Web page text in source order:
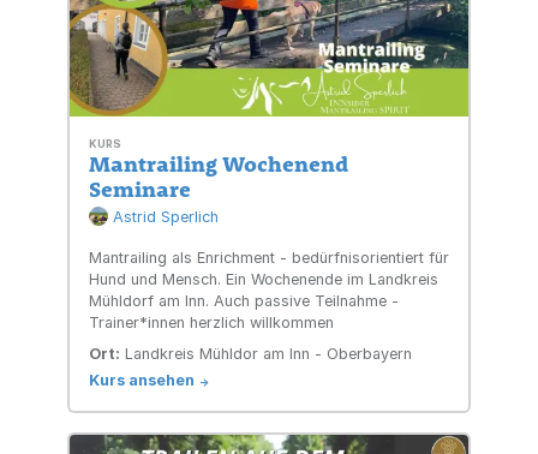
KURS
Mantrailing Wochenend
Seminare
Astrid Sperlich
Mantrailing als Enrichment - bedürfnisorientiert für
Hund und Mensch. Ein Wochenende im Landkreis
Mühldorf am Inn. Auch passive Teilnahme -
Trainer*innen herzlich willkommen
Ort: Landkreis Mühldor am Inn - Oberbayern
Kurs ansehen ->